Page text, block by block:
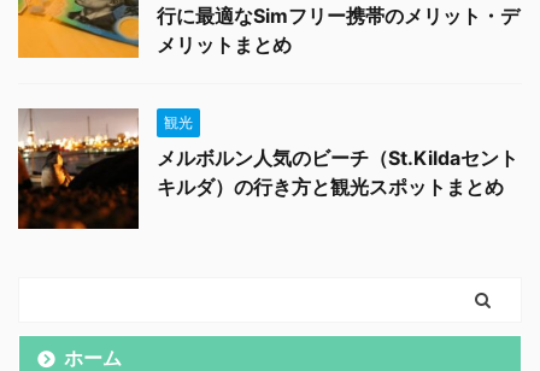
行に最適なSimフリー携帯のメリット・デ
メリットまとめ
観光
メルボルン人気のビーチ（St.Kildaセント
キルダ）の行き方と観光スポットまとめ
ホーム